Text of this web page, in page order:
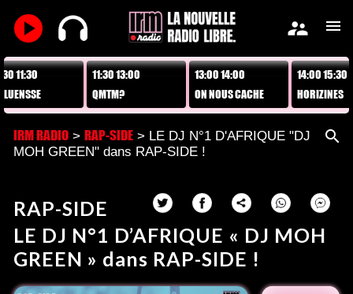
play_arrow supervisor_account menu
11:30 13:00
QMTM?
13:00 14:00
ON NOUS CACHE
TOUT !
14:00 15:30
HORIZINES
IRM RADIO > RAP-SIDE > LE DJ N°1 D'AFRIQUE "DJ
MOH GREEN" dans RAP-SIDE !
search
RAP-SIDE
LE DJ N°1 D’AFRIQUE « DJ MOH
GREEN » dans RAP-SIDE !